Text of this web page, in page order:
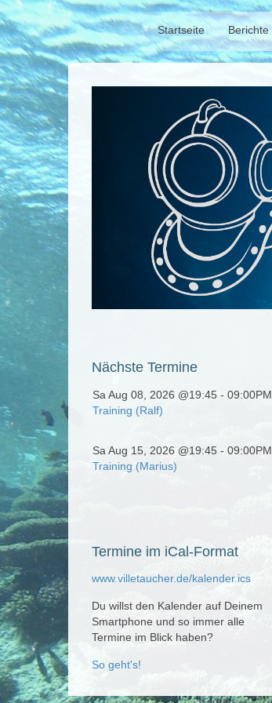
Startseite Berichte
Nächste Termine
Sa Aug 08, 2026 @19:45 -09:00PM
Training (Ralf)
Sa Aug 15, 2026 @19:45 -09:00PM
Training (Marius)
Termine im iCal-Format
www.villetaucher.de/kalender.ics
Du willst den Kalender auf Deinem
Smartphone und so immer alle
Termine im Blick haben?
So geht's!